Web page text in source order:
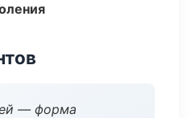
— форма